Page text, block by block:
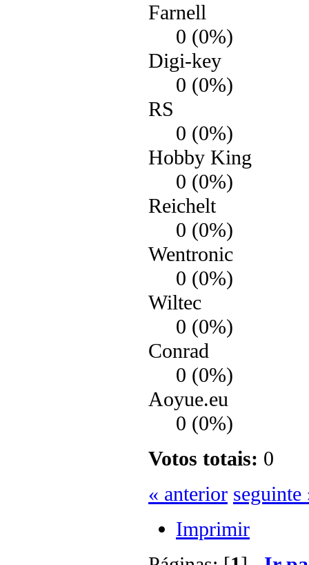
Farnell
0 (0%)
Digi-key
0 (0%)
RS
0 (0%)
Hobby King
0 (0%)
Reichelt
0 (0%)
Wentronic
0 (0%)
Wiltec
0 (0%)
Conrad
0 (0%)
Aoyue.eu
0 (0%)
Votos totais: 0
« anterior seguinte
Imprimir